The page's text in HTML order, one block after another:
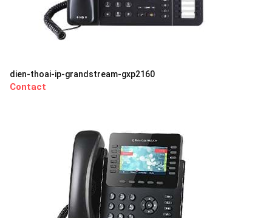
dien-thoai-ip-grandstream-gxp2160
Contact